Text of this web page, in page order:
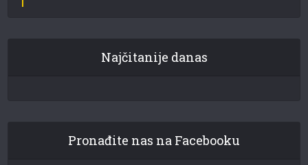
Najčitanije danas
Pronađite nas na Facebooku